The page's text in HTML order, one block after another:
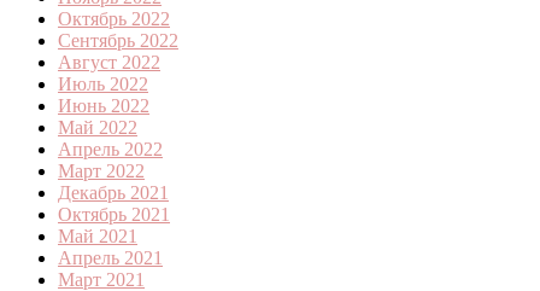
Октябрь 2022
Сентябрь 2022
Август 2022
Июль 2022
Июнь 2022
Май 2022
Апрель 2022
Март 2022
Декабрь 2021
Октябрь 2021
Май 2021
Апрель 2021
Март 2021